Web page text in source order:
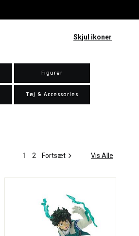
Skjul ikoner
Figurer
Tøj & Accessories
1 2 Fortsæt Vis Alle